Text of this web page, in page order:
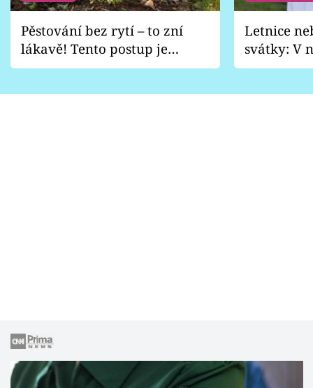
Pěstování bez rytí – to zní
lákavě! Tento postup je
vhodný jen pro některé
Letnice
svátky: V
pondělí